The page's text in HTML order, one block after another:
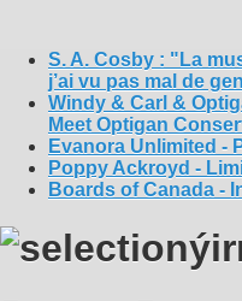
S. A. Cosby : "La
j’ai vu pas mal de
Windy & Carl &
Meet Optigan
Evanora Unlimited -
Poppy Ackroyd -
Boards of Canada -